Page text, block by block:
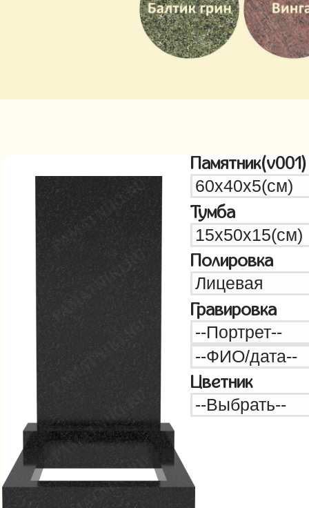
Памятник(v001)
Тумба
Полировка
Гравировка
Цветник